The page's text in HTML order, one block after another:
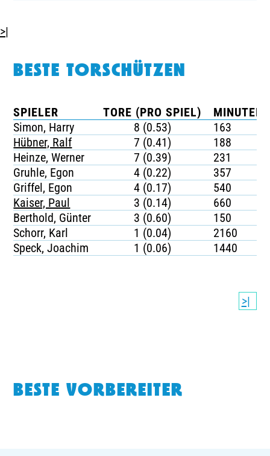
>|
BESTE TORSCHÜTZEN
SPIELER TORE (PRO SPIEL)
MINUTEN
Simon, Harry
8 (0.53)
163
Hübner, Ralf
7 (0.41)
188
Heinze, Werner
7 (0.39)
231
Gruhle, Egon
4 (0.22)
357
Griffel, Egon
4 (0.17)
540
Kaiser, Paul
3 (0.14)
660
Berthold, Günter
3 (0.60)
150
Schorr, Karl
1 (0.04)
2160
Speck, Joachim
1 (0.06) 1440
>|
BESTE VORBEREITER